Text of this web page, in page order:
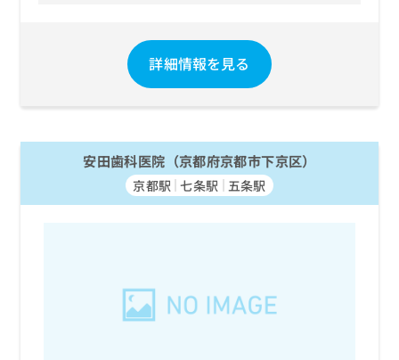
詳細情報を見る
安田歯科医院（京都府京都市下京区）
京都駅 七条駅 五条駅